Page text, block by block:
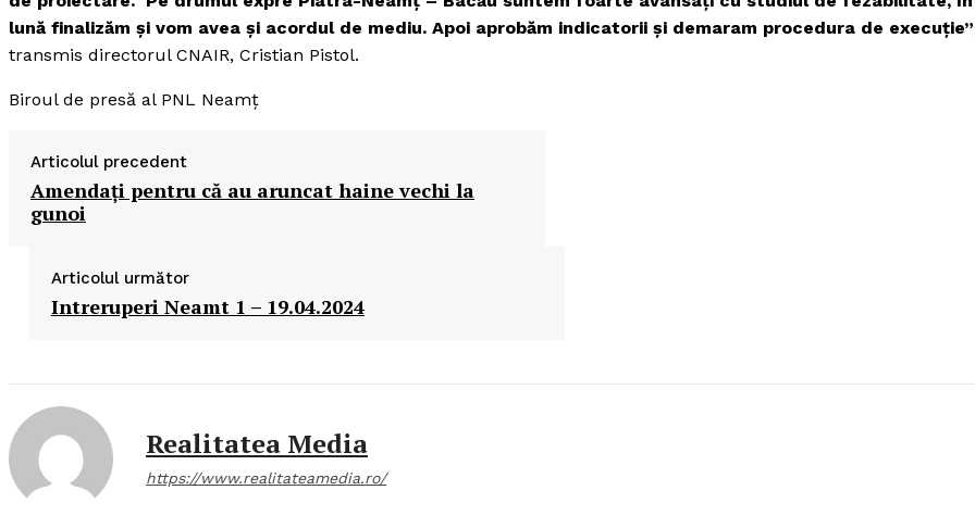
lună finalizăm şi vom avea şi acordul de mediu. Apoi aprobăm indicatorii şi demaram procedura de execuţie”
transmis directorul CNAIR, Cristian Pistol.
Biroul de presă al PNL Neamţ
Articolul precedent
Amendaţi pentru că au aruncat haine vechi la
gunoi
Articolul următor
Intreruperi Neamt 1 – 19.04.2024
Realitatea Media
https://www.realitateamedia.ro/